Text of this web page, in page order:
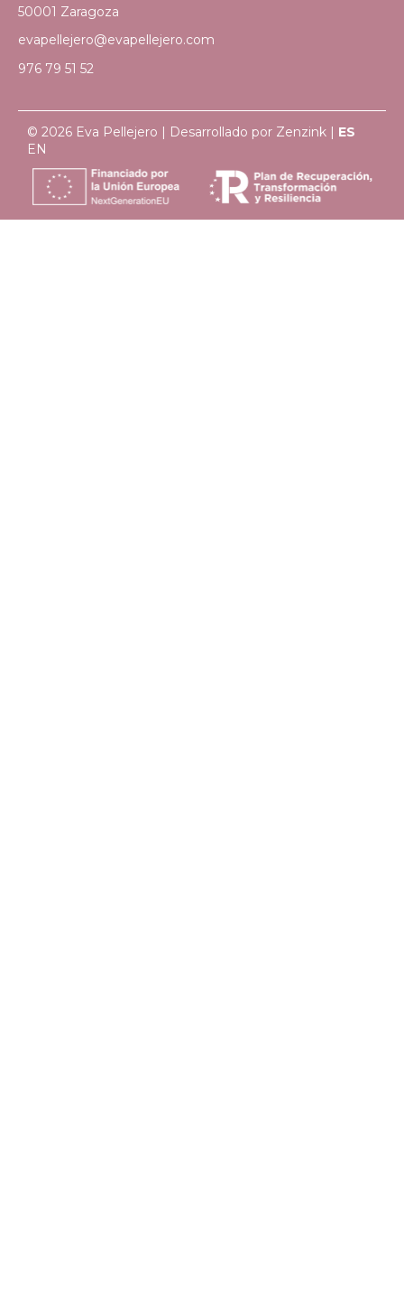
50001 Zaragoza
evapellejero@evapellejero.com
976 79 51 52
© 2026 Eva Pellejero | Desarrollado por Zenzink
ES
EN